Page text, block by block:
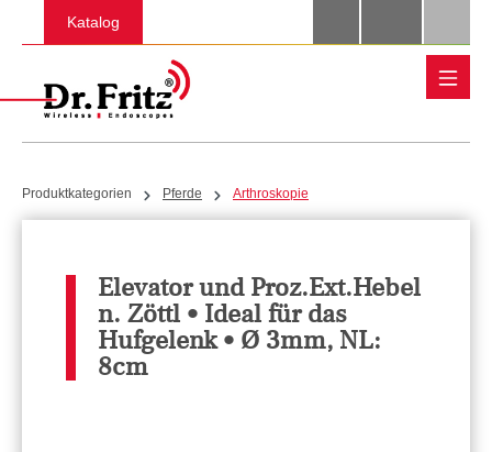
Zum Hauptinhalt springen
Katalog
Produktkategorien Pferde Arthroskopie
Elevator und Proz.Ext.Hebel
n. Zöttl • Ideal für das
Hufgelenk • Ø 3mm, NL:
8cm